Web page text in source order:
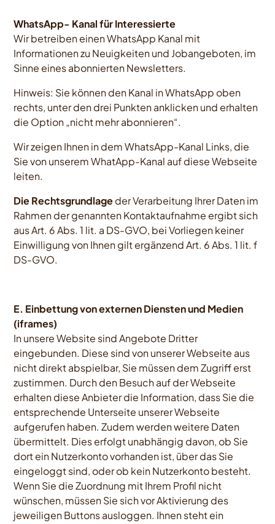
WhatsApp- Kanal für Interessierte
Wir betreiben einen WhatsApp Kanal mit
Informationen zu Neuigkeiten und Jobangeboten, im
Sinne eines abonnierten Newsletters.
Hinweis: Sie können den Kanal in WhatsApp oben
rechts, unter den drei Punkten anklicken und erhalten
die Option „nicht mehr abonnieren“.
Wir zeigen Ihnen in dem WhatsApp-Kanal Links, die
Sie von unserem WhatApp-Kanal auf diese Webseite
leiten.
Die Rechtsgrundlageder Verarbeitung Ihrer Daten im
Rahmen der genannten Kontaktaufnahme ergibt sich
aus Art. 6 Abs. 1 lit. a DS-GVO, bei Vorliegen keiner
Einwilligung von Ihnen gilt ergänzend Art. 6 Abs. 1 lit. f
DS-GVO.
E. Einbettung von externen Diensten und Medien
(iframes)
In unsere Website sind Angebote Dritter
eingebunden. Diese sind von unserer Webseite aus
nicht direkt abspielbar, Sie müssen dem Zugriff erst
zustimmen. Durch den Besuch auf der Webseite
erhalten diese Anbieter die Information, dass Sie die
entsprechende Unterseite unserer Webseite
aufgerufen haben. Zudem werden weitere Daten
übermittelt. Dies erfolgt unabhängig davon, ob Sie
dort ein Nutzerkonto vorhanden ist, über das Sie
eingeloggt sind, oder ob kein Nutzerkonto besteht.
Wenn Sie die Zuordnung mit Ihrem Profil nicht
wünschen, müssen Sie sich vor Aktivierung des
jeweiligen Buttons ausloggen. Ihnen steht ein